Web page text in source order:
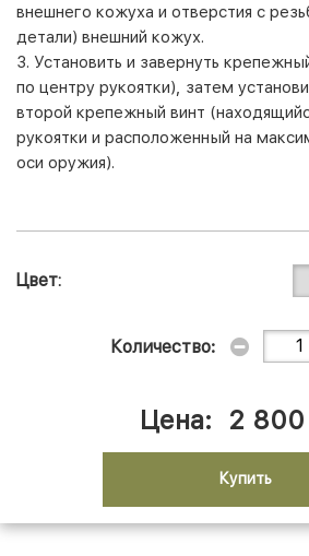
внешнего кожуха и отверстия с
детали) внешний кожух.
3. Установить и завернуть
по центру рукоятки), затем
второй крепежный винт
рукоятки и расположенный на
оси оружия).
Цвет
Количество:
Цена: 2 800
Купить